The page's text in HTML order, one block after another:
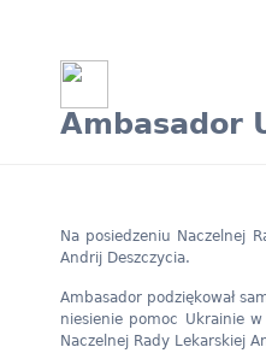
Ambasador
Na posiedzeniu Naczelnej
Andrij Deszczycia.
Ambasador podziękował
niesienie pomoc Ukrainie
Naczelnej Rady Lekarskiej